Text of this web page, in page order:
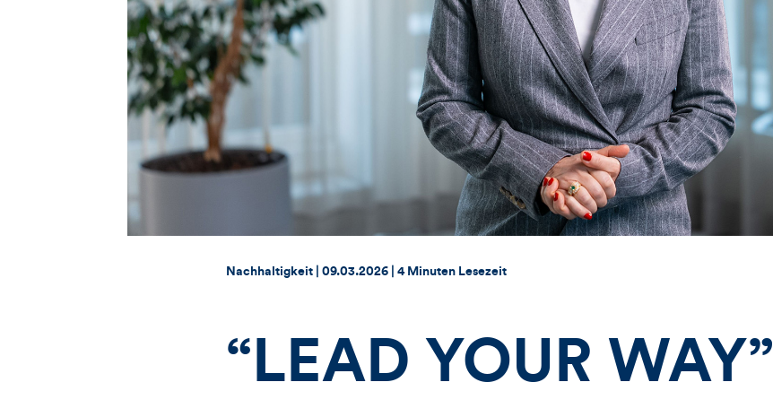
Thema:
Nachhaltigkeit | Datum:
09.03.2026 4 Minuten Lesezeit
“LEAD YOUR WAY”